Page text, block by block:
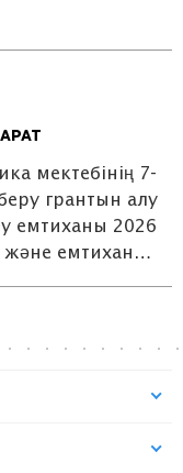
мектебінің 7-
грантын алу
емтиханы 2026
және емтихан…